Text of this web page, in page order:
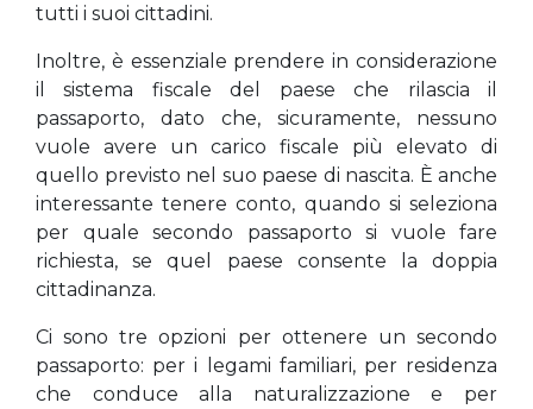
tutti i suoi cittadini.
Inoltre, è essenziale prendere in considerazione
il sistema fiscale del paese che rilascia il
passaporto, dato che, sicuramente, nessuno
vuole avere un carico fiscale più elevato di
quello previsto nel suo paese di nascita. È anche
interessante tenere conto, quando si seleziona
per quale secondo passaporto si vuole fare
richiesta, se quel paese consente la doppia
cittadinanza.
Ci sono tre opzioni per ottenere un secondo
passaporto: per i legami familiari, per residenza
che conduce alla naturalizzazione e per